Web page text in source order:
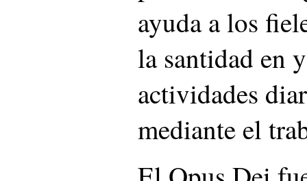
ayuda a los
la santidad en
actividades
mediante el